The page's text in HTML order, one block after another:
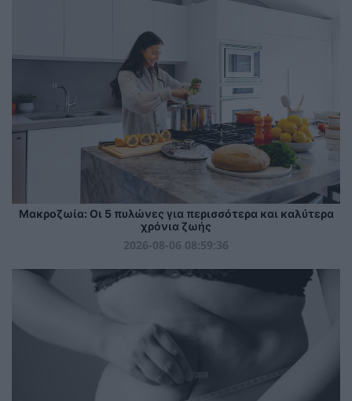
Mακροζωία: Οι 5 πυλώνες για περισσότερα και καλύτερα
χρόνια ζωής
2026-08-06 08:59:36